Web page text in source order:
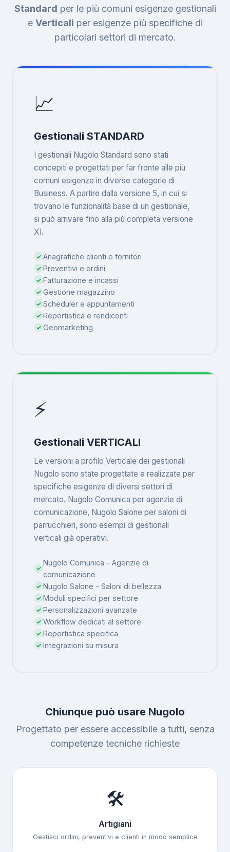
Standard per le più comuni esigenze gestionali
e Verticali per esigenze più specifiche di
particolari settori di mercato.
📈
Gestionali STANDARD
I gestionali Nugolo Standard sono stati
concepiti e progettati per far fronte alle più
comuni esigenze in diverse categorie di
Business. A partire dalla versione 5, in cui si
trovano le funzionalità base di un gestionale,
si può arrivare fino alla più completa versione
XI.
Anagrafiche clienti e fornitori
Preventivi e ordini
Fatturazione e incassi
Gestione magazzino
Scheduler e appuntamenti
Reportistica e rendiconti
Geomarketing
⚡
Gestionali VERTICALI
Le versioni a profilo Verticale dei gestionali
Nugolo sono state progettate e realizzate per
specifiche esigenze di diversi settori di
mercato. Nugolo Comunica per agenzie di
comunicazione, Nugolo Salone per saloni di
parrucchieri, sono esempi di gestionali
verticali già operativi.
Nugolo Comunica - Agenzie di
comunicazione
Nugolo Salone - Saloni di bellezza
Moduli specifici per settore
Personalizzazioni avanzate
Workflow dedicati al settore
Reportistica specifica
Integrazioni su misura
Chiunque può usare Nugolo
Progettato per essere accessibile a tutti, senza
competenze tecniche richieste
🛠
Artigiani
Gestisci ordini, preventivi e clienti in modo semplice